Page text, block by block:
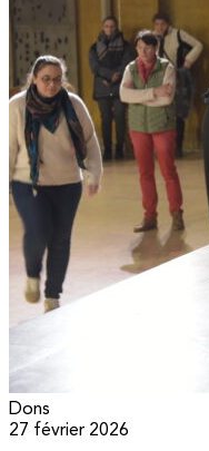
Dons
27 février 2026